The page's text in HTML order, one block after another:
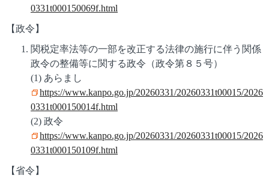
0331t000150069f.html
【政令】
関税定率法等の一部を改正する法律の施行に伴う関係
政令の整備等に関する政令（政令第８５号）
(1) あらまし
https://www.kanpo.go.jp/20260331/20260331t00015/2026
0331t000150014f.html
(2) 政令
https://www.kanpo.go.jp/20260331/20260331t00015/2026
0331t000150109f.html
【省令】